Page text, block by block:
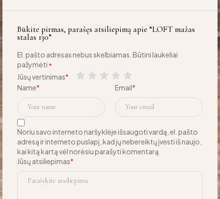
Būkite pirmas, parašęs atsiliepimą apie “LOFT mažas
stalas 130”
El. pašto adresas nebus skelbiamas. Būtini laukeliai
pažymėti *
Jūsų vertinimas*
Jūsų atsiliepimas*
Name* Email*
Noriu savo interneto naršyklėje išsaugoti vardą, el. pašto
adresą ir interneto puslapį, kad jų nebereiktų įvesti iš naujo,
kai kitą kartą vėl norėsiu parašyti komentarą.